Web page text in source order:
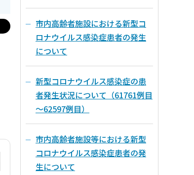
市内高齢者施設における新型コ
ロナウイルス感染症患者の発生
について
新型コロナウイルス感染症の患
者発生状況について（61761例目
～62597例目）
市内高齢者施設等における新型
コロナウイルス感染症患者の発
生について